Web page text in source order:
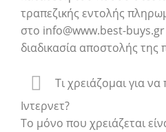
τραπεζικής εντολής
στο info@www.best-
διαδικασία αποστολής της
Τι χρειάζομαι για
Ιντερνετ?
Το μόνο που χρειάζεται